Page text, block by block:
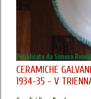
Pubblicato daSimona
CERAMICHE
1934-35 - V